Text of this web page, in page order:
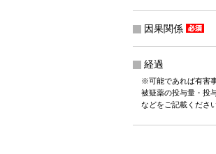
因果関係
経過
※可能であれば有害
被疑薬の投与量・投
などをご記載ください